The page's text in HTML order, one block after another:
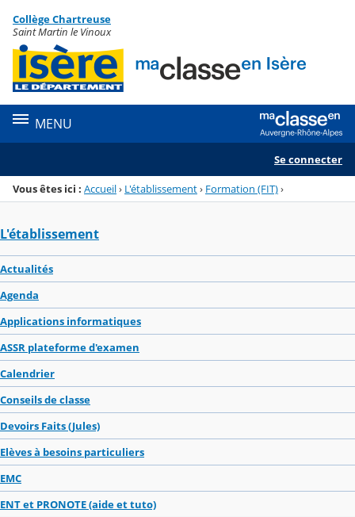
Menu de la rubrique
Contenu
Collège Chartreuse
Saint Martin le Vinoux
MENU
Se connecter
Vous êtes ici : Accueil› L'établissement› Formation (FIT)›
L'établissement
Actualités
Agenda
Applications informatiques
ASSR plateforme d'examen
Calendrier
Conseils de classe
Devoirs Faits (Jules)
Elèves à besoins particuliers
EMC
ENT et PRONOTE (aide et tuto)